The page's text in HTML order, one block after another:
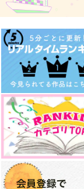
作品詳細
スキトキメキトキス
碧瑠璃のソォダ水
現代転生フェルマイ短
編集2 準備号 第2
号
鉱石図鑑
専売 429円（税込）
本好きの下剋上